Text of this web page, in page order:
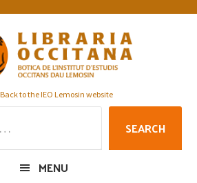
Back to the IEO Lemosin website
SEARCH
MENU